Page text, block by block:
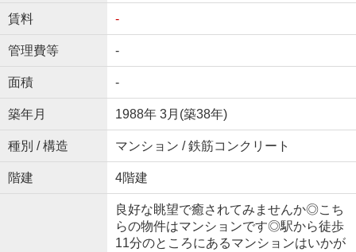
賃料 -
管理費等 -
面積 -
築年月 1988年 3月(築38年)
種別 / 構造 マンション / 鉄筋コンクリート
階建 4階建
良好な眺望で癒されてみませんか◎こち
らの物件はマンションです◎駅から徒歩
11分のところにあるマンションはいかが